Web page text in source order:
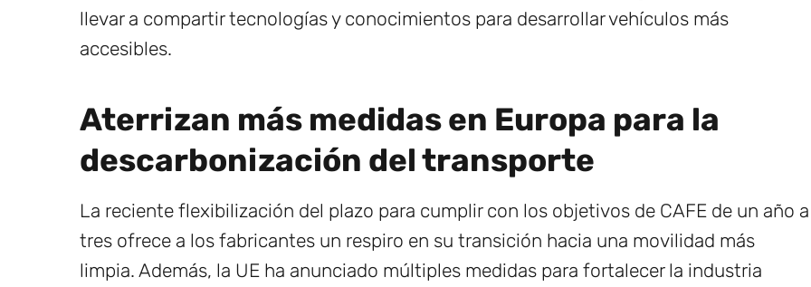
llevar a compartir tecnologías y conocimientos para desarrollar vehículos más
accesibles.
Aterrizan más medidas en Europa para la
descarbonización del transporte
La reciente flexibilización del plazo para cumplir con los objetivos de CAFE de un año a
tres ofrece a los fabricantes un respiro en su transición hacia una movilidad más
limpia. Además, la UE ha anunciado múltiples medidas para fortalecer la industria